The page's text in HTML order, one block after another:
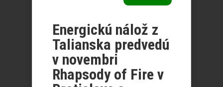
Energickú nálož z
Talianska predvedú
v novembri
Rhapsody of Fire v